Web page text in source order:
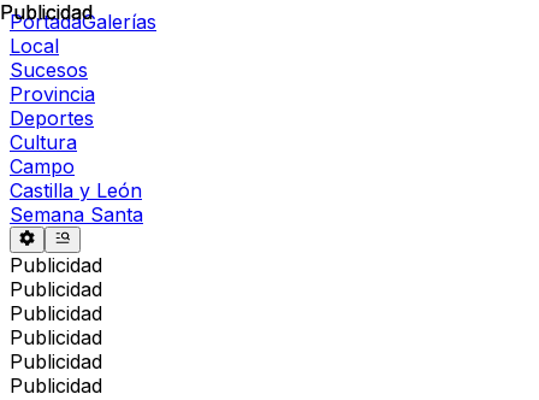
PortadaGalerías
Local
Sucesos
Provincia
Deportes
Cultura
Campo
Castilla y León
Semana Santa
Publicidad
Publicidad
Publicidad
Publicidad
Publicidad
Publicidad
Publicidad
Publicidad